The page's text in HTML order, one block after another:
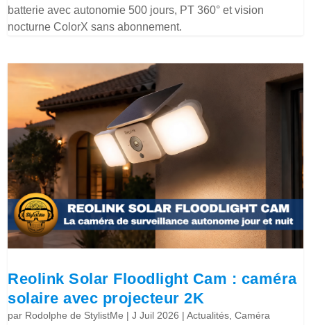
batterie avec autonomie 500 jours, PT 360° et vision
nocturne ColorX sans abonnement.
Reolink Solar Floodlight Cam : caméra
solaire avec projecteur 2K
par Rodolphe de StylistMe |J Juil 2026 |Actualités ,Caméra